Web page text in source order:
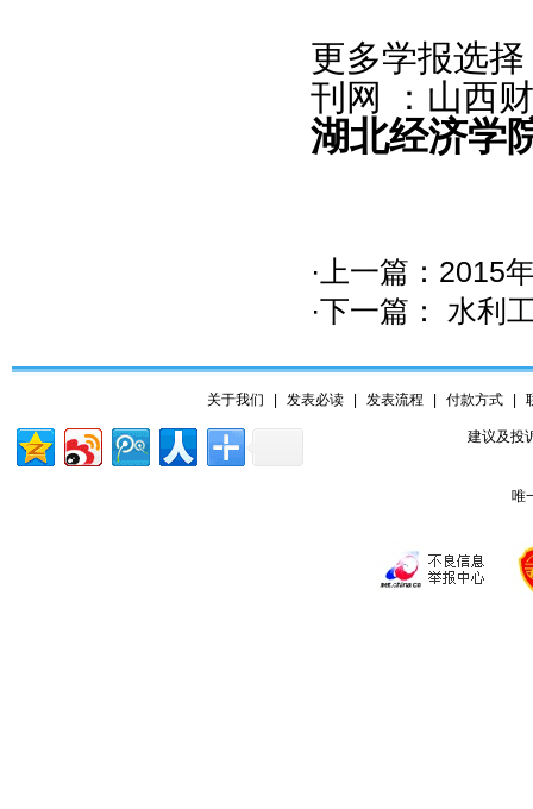
更多学报选择
刊网 ： 山西
湖北经济学
·上一篇： 2015
·下一篇：
水利
关于我们 发表必读 发表流程 付款方式
建议及投
唯